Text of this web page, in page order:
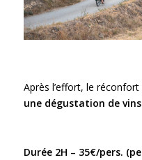
Après l’effort, le réconfort
une dégustation de
Durée 2H – 35€/pers.